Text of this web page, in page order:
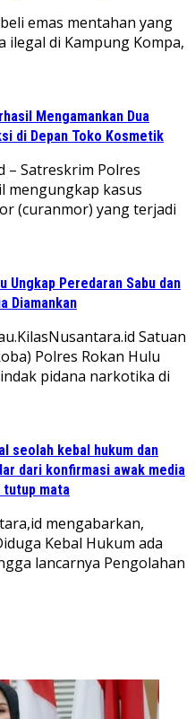
emas mentahan yang
ilegal di Kampung Kompa,
Mengamankan Dua
di Depan Toko Kosmetik
– Satreskrim Polres
mengungkap kasus
(curanmor) yang terjadi
Ungkap Peredaran Sabu dan
Diamankan
Satuan
Polres Rokan Hulu
pidana narkotika di
seolah kebal hukum dan
dari konfirmasi awak media
mata
mengabarkan,
Kebal Hukum ada
lancarnya Pengolahan